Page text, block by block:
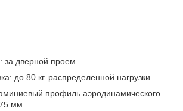
: за дверной проем
: до 80 кг. распределенной нагрузки
профиль аэродинамического
мм